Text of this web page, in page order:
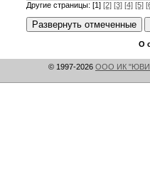
Другие страницы: [1] [2] [3] [4] [5]
О
© 1997-2026 ООО ИК